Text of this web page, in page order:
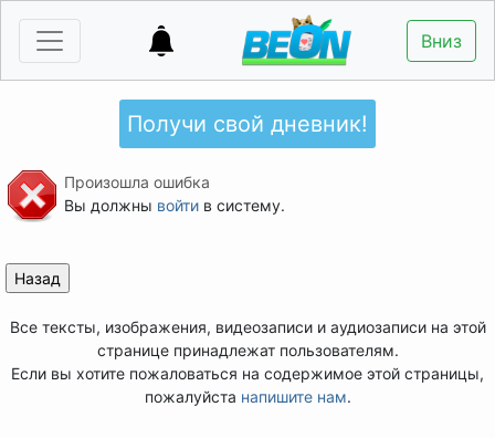
Вниз
Получи свой дневник!
Произошла ошибка
Вы должны войтив систему.
Все тексты, изображения, видеозаписи и аудиозаписи на этой
странице принадлежат пользователям.
Если вы хотите пожаловаться на содержимое этой страницы,
пожалуйста напишите нам.